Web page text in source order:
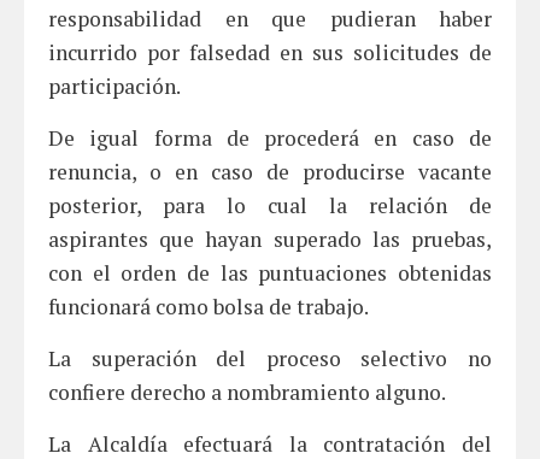
responsabilidad en que pudieran haber
incurrido por falsedad en sus solicitudes de
participación.
De igual forma de procederá en caso de
renuncia, o en caso de producirse vacante
posterior, para lo cual la relación de
aspirantes que hayan superado las pruebas,
con el orden de las puntuaciones obtenidas
funcionará como bolsa de trabajo.
La superación del proceso selectivo no
confiere derecho a nombramiento alguno.
La Alcaldía efectuará la contratación del